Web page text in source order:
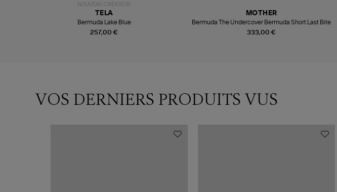
NOUVEAU CRÉATEUR
257,00 €
TELA
Bermuda Lake Blue
333,00 €
MOTHER
Bermuda The Undercover Bermuda Short Last Bite
VOS DERNIERS PRODUITS VUS